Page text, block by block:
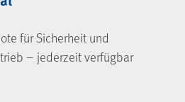
für Sicherheit und
– jederzeit verfügbar